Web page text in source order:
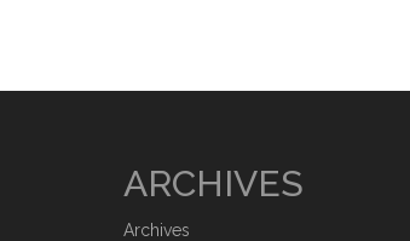
ARCHIVES
Archives